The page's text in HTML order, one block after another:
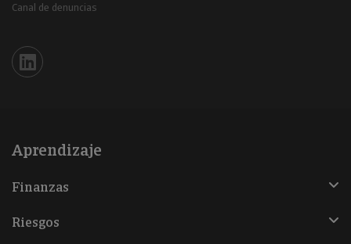
Canal de denuncias
Iberinform en Linkedin
Aprendizaje
Finanzas
Riesgos